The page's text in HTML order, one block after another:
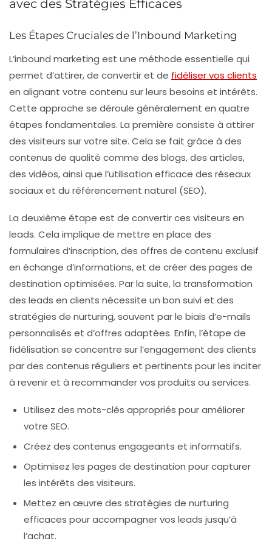
avec des Stratégies Efficaces
Les Étapes Cruciales de l’Inbound Marketing
L’inbound marketing est une méthode essentielle qui
permet d’attirer, de convertiret de fidéliser vos clients
en alignant votre contenu sur leurs besoins et intérêts.
Cette approche se déroule généralement en quatre
étapes fondamentales. La première consiste à attirer
des visiteurs sur votre site. Cela se fait grâce à des
contenus de qualité comme des blogs, des articles,
des vidéos, ainsi que l’utilisation efficace des réseaux
sociaux et du référencement naturel (SEO).
La deuxième étape est de convertir ces visiteurs en
leads. Cela implique de mettre en place des
formulaires d’inscription, des offres de contenu exclusif
en échange d’informations, et de créer des pages de
destination optimisées. Par la suite, la transformation
des leads en clients nécessite un bon suivi et des
stratégies de nurturing, souvent par le biais d’e-mails
personnalisés et d’offres adaptées. Enfin, l’étape de
fidélisation se concentre sur l’engagement des clients
par des contenus réguliers et pertinents pour les inciter
à revenir et à recommander vos produits ou services.
Utilisez des mots-clés appropriés pour améliorer
votre SEO.
Créez des contenus engageants et informatifs.
Optimisez les pages de destination pour capturer
les intérêts des visiteurs.
Mettez en œuvre des stratégies de nurturing
efficaces pour accompagner vos leads jusqu’à
l’achat.